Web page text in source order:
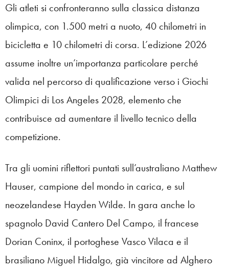
Gli atleti si confronteranno sulla classica distanza
olimpica, con 1.500 metri a nuoto, 40 chilometri in
bicicletta e 10 chilometri di corsa. L’edizione 2026
assume inoltre un’importanza particolare perché
valida nel percorso di qualificazione verso i Giochi
Olimpici di Los Angeles 2028, elemento che
contribuisce ad aumentare il livello tecnico della
competizione.
Tra gli uomini riflettori puntati sull’australiano Matthew
Hauser, campione del mondo in carica, e sul
neozelandese Hayden Wilde. In gara anche lo
spagnolo David Cantero Del Campo, il francese
Dorian Coninx, il portoghese Vasco Vilaca e il
brasiliano Miguel Hidalgo, già vincitore ad Alghero